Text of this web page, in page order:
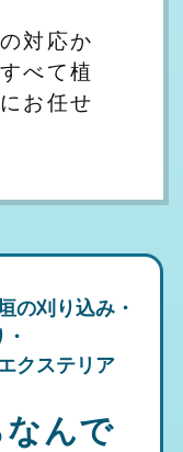
対応か
べて植
お任せ
の刈り込み・
クステリア
んで